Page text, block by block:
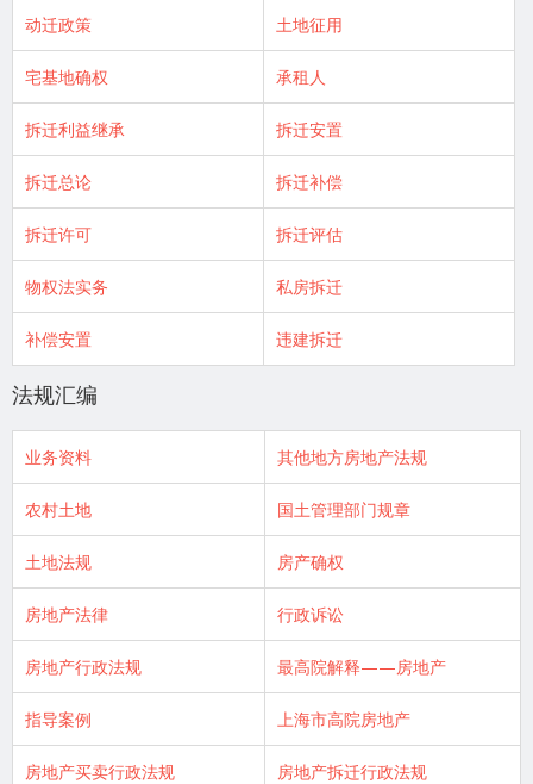
动迁政策 土地征用
宅基地确权 承租人
拆迁利益继承 拆迁安置
拆迁总论 拆迁补偿
拆迁许可 拆迁评估
物权法实务 私房拆迁
补偿安置 违建拆迁
法规汇编
业务资料 其他地方房地产法规
农村土地 国土管理部门规章
土地法规 房产确权
房地产法律 行政诉讼
房地产行政法规 最高院解释——房地产
指导案例 上海市高院房地产
房地产买卖行政法规 房地产拆迁行政法规